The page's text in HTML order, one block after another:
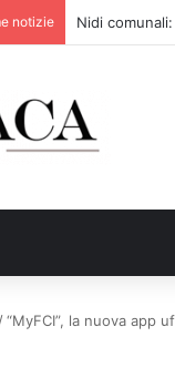
notizie Nidi
/“MyFCI”, la nuova app